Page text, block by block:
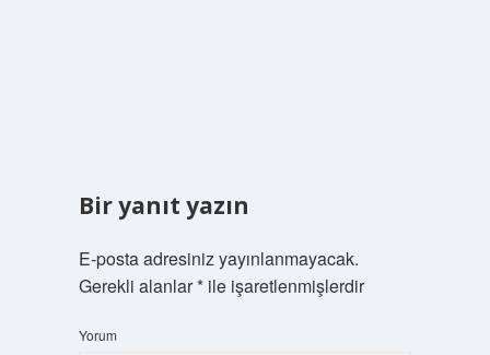
Bir yanıt yazın
E-posta adresiniz yayınlanmayacak.
Gerekli alanlar*ile işaretlenmişlerdir
Yorum